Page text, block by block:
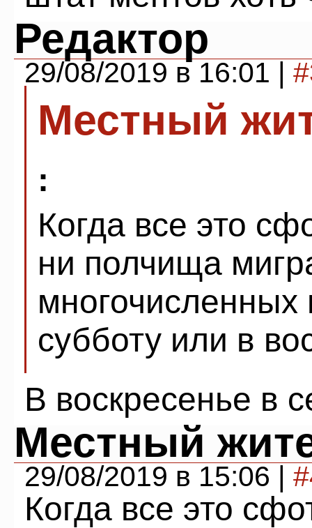
Редактор
29/08/2019 в 16:01 |
Местный
:
Когда все это
ни полчища
субботу или в
В воскресенье в
Местный
29/08/2019 в 15:06 |
Когда все это